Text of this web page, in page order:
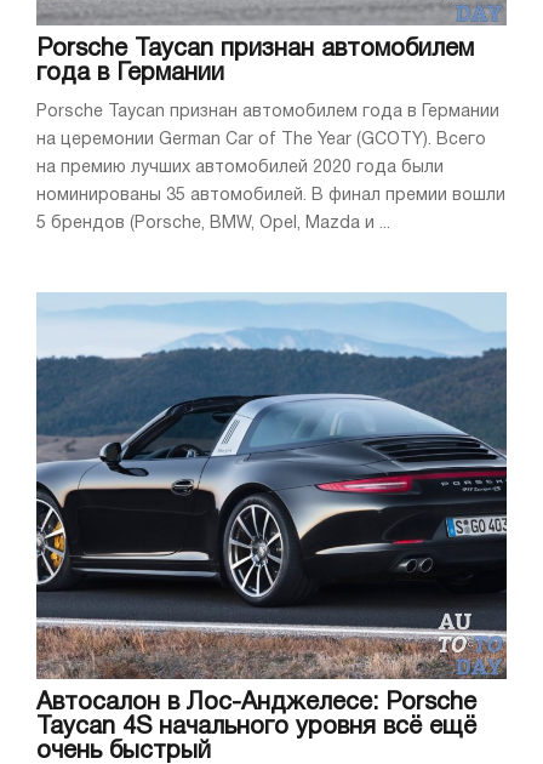
Porsche Taycan признан автомобилем
года в Германии
Porsche Taycan признан автомобилем года в Германии
на церемонии German Car of The Year (GCOTY). Всего
на премию лучших автомобилей 2020 года были
номинированы 35 автомобилей. В финал премии вошли
5 брендов (Porsche, BMW, Opel, Mazda и ...
Автосалон в Лос-Анджелесе: Porsche
Taycan 4S начального уровня всё ещё
очень быстрый